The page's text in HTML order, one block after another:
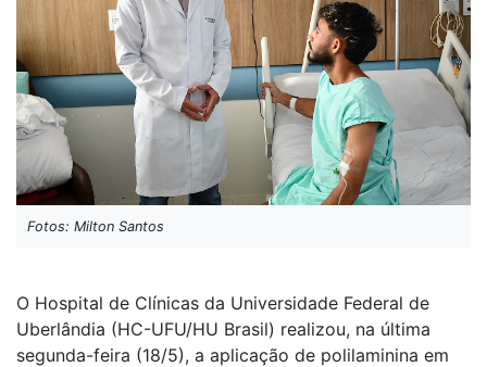
Fotos: Milton Santos
O Hospital de Clínicas da Universidade Federal de
Uberlândia (HC-UFU/HU Brasil) realizou, na última
segunda-feira (18/5), a aplicação de polilaminina em